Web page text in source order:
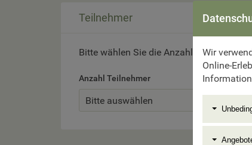
Teilnehmer
Bitte wählen Sie die Anzahl der
Anzahl Teilnehmer
Bitte auswählen
Wir
Online-